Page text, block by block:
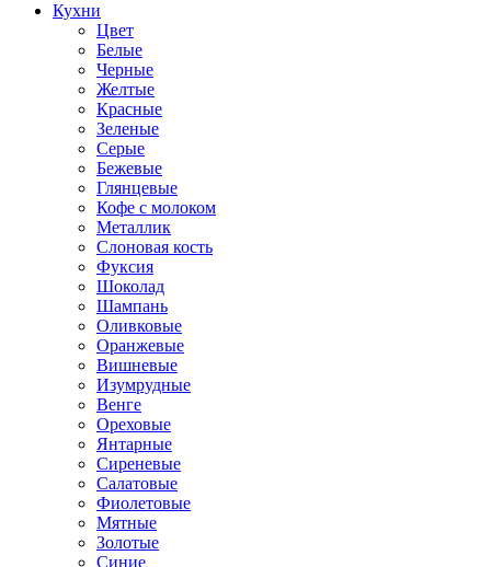
Кухни
Цвет
Белые
Черные
Желтые
Красные
Зеленые
Серые
Бежевые
Глянцевые
Кофе с молоком
Металлик
Слоновая кость
Фуксия
Шоколад
Шампань
Оливковые
Оранжевые
Вишневые
Изумрудные
Венге
Ореховые
Янтарные
Сиреневые
Салатовые
Фиолетовые
Мятные
Золотые
Синие